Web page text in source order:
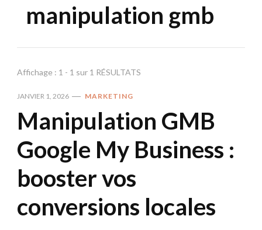
manipulation gmb
Affichage : 1 - 1 sur 1 RÉSULTATS
JANVIER 1, 2026 MARKETING
Manipulation GMB
Google My Business :
booster vos
conversions locales